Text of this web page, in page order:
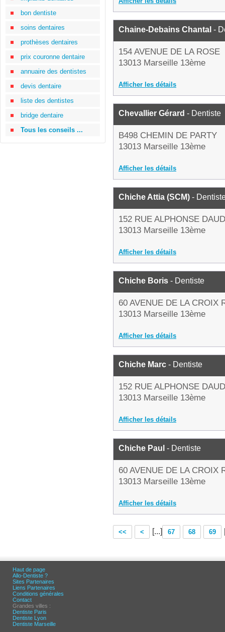
bon dentiste
soins dentaires
prothèses dentaires
prix couronne dentaire
annuaire des dentistes
devis dentaire
liste des dentistes
bridge dentaire
Tous les conseils ...
Chaine-Debains Chantal -
154 AVENUE DE LA ROSE
13013 Marseille 13ème
Afficher les détails
Chevallier Gérard - Dentiste
B498 CHEMIN DE PARTY
13013 Marseille 13ème
Afficher les détails
Chiche Attia (SCM) -
152 RUE ALPHONSE
13013 Marseille 13ème
Afficher les détails
Chiche Boris - Dentiste
60 AVENUE DE LA CROIX
13013 Marseille 13ème
Afficher les détails
Chiche Marc - Dentiste
152 RUE ALPHONSE
13013 Marseille 13ème
Afficher les détails
Chiche Paul - Dentiste
60 AVENUE DE LA CROIX
13013 Marseille 13ème
Afficher les détails
<< < [...] 67 68 69
Haut de page
Allo-Dentiste ?
Sites Partenaires
Liens Partenaires
Conditions générales
Contact
Grandes villes :
Dentiste Paris
Dentiste Lyon
Dentiste Marseille